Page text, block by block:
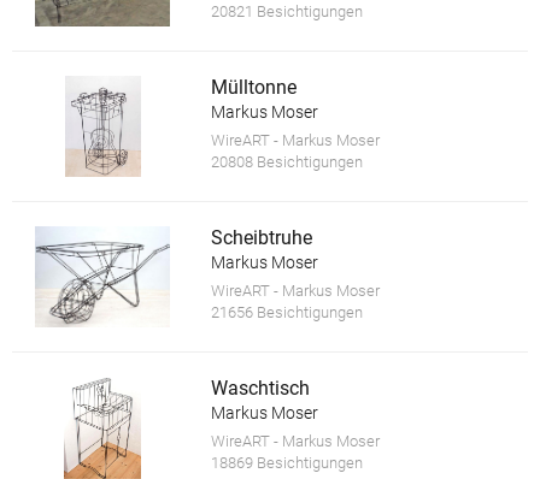
20821 Besichtigungen
Mülltonne
Markus Moser
WireART - Markus Moser
20808 Besichtigungen
Scheibtruhe
Markus Moser
WireART - Markus Moser
21656 Besichtigungen
Waschtisch
Markus Moser
WireART - Markus Moser
18869 Besichtigungen